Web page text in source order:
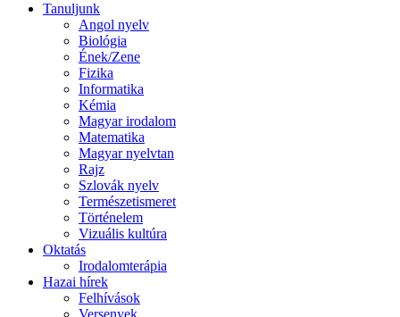
Tanuljunk
Angol nyelv
Biológia
Ének/Zene
Fizika
Informatika
Kémia
Magyar irodalom
Matematika
Magyar nyelvtan
Rajz
Szlovák nyelv
Természetismeret
Történelem
Vizuális kultúra
Oktatás
Irodalomterápia
Hazai hírek
Felhívások
Versenyek